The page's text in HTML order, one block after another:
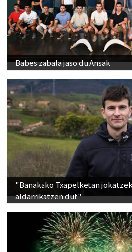
Babes zabala jaso du Ansak
"Banakako Txapelketan
aldarrikatzen dut"